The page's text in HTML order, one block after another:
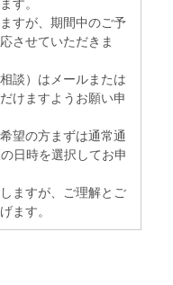
すが、期間中のご予
させていただきま
談）はメールまたは
けますようお願い申
望の方まずは通常通
日時を選択してお申
ますが、ご理解とご
ます。